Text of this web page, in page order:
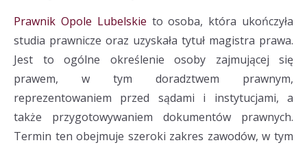
Prawnik Opole Lubelskie to osoba, która ukończyła
studia prawnicze oraz uzyskała tytuł magistra prawa.
Jest to ogólne określenie osoby zajmującej się
prawem, w tym doradztwem prawnym,
reprezentowaniem przed sądami i instytucjami, a
także przygotowywaniem dokumentów prawnych.
Termin ten obejmuje szeroki zakres zawodów, w tym